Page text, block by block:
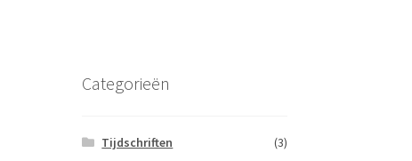
Categorieën
Tijdschriften
(3)